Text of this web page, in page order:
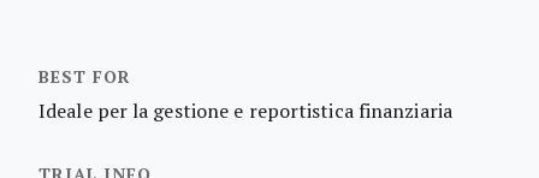
Ideale per la gestione e reportistica finanziaria